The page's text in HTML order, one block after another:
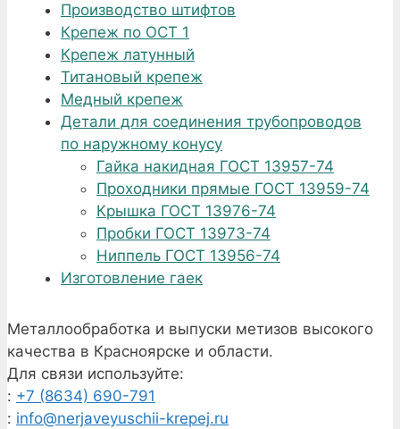
Производство штифтов
Крепеж по ОСТ 1
Крепеж латунный
Титановый крепеж
Медный крепеж
Детали для соединения трубопроводов
по наружному конусу
Гайка накидная ГОСТ 13957-74
Проходники прямые ГОСТ 13959-74
Крышка ГОСТ 13976-74
Пробки ГОСТ 13973-74
Ниппель ГОСТ 13956-74
Изготовление гаек
Металлообработка и выпуски метизов высокого
качества в Красноярске и области.
Для связи используйте:
: +7 (8634) 690-791
: info@nerjaveyuschii-krepej.ru